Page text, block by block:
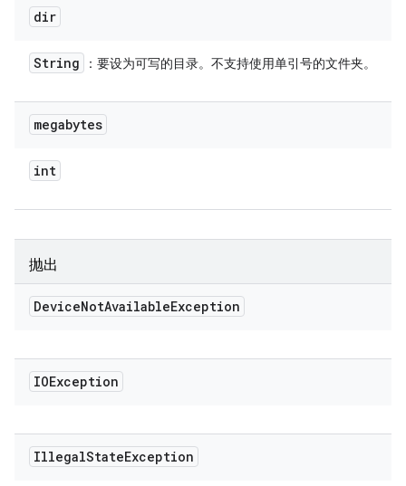
dir
String ：要设为可写的目录。不支持使用单引号的文件夹。
megabytes
int
抛出
DeviceNotAvailableException
IOException
IllegalStateException